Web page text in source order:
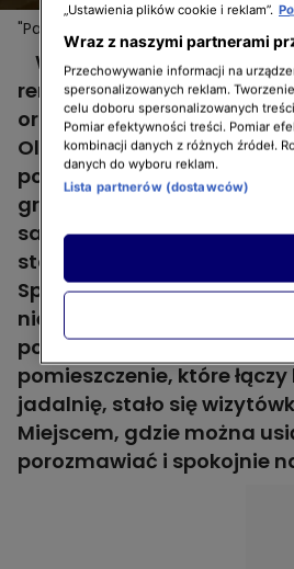
"Para w remont": jak ugryźć ten
W kolejnym odcinku
remont” Mirella i Marcin
oraz Pawła. Kilka lat temu
Olsztyna z Warszawy i
po rodzicach Pawła.
gruntowny remont, to
salon, w którym przyjmują
starą sofą i…, no właśnie, i
Spora przestrzeń jest
niezagospodarowana.
poszukają pomysłu na to,
pomieszczenie, które
jadalnię, stało się
Miejscem, gdzie można
porozmawiać i spokojnie
„Ustawienia plików cookie i reklam”.
Wraz z naszymi partnerami
Przechowywanie informacji na
spersonalizowanych reklam.
celu doboru spersonalizowanych
Pomiar efektywności treści. Pomiar
kombinacji danych z różnych źródeł.
danych do wyboru reklam.
Lista partnerów (dostawców)